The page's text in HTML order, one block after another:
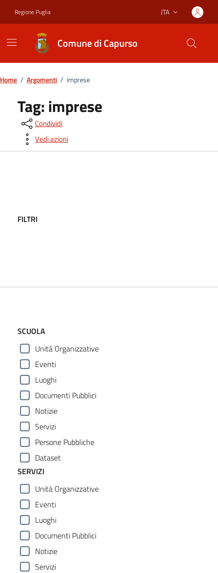
Regione Puglia Lingua attiva:
ITA
Comune di Capurso
Home / Argomenti / imprese
Tag: imprese
Condividi
Vedi azioni
FILTRI
SCUOLA
Unità Organizzative
Eventi
Luoghi
Documenti Pubblici
Notizie
Servizi
Persone Pubbliche
Dataset
SERVIZI
Unità Organizzative
Eventi
Luoghi
Documenti Pubblici
Notizie
Servizi